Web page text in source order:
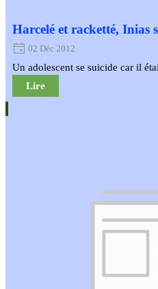
Harcelé et racketté, Inias
02 Déc 2012
Un adolescent se suicide car il
Lire